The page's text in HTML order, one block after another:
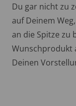
Du gar nicht zu
auf Deinem
an die Spitze zu
Wunschprodukt
Deinen